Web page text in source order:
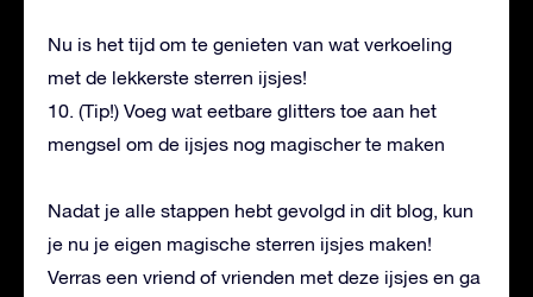
Nu is het tijd om te genieten van wat verkoeling
met de lekkerste sterren ijsjes!
10. (Tip!) Voeg wat eetbare glitters toe aan het
mengsel om de ijsjes nog magischer te maken
Nadat je alle stappen hebt gevolgd in dit blog, kun
je nu je eigen magische sterren ijsjes maken!
Verras een vriend of vrienden met deze ijsjes en ga